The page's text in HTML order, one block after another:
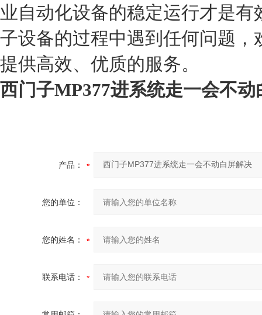
业自动化设备的稳定运行才是
子设备的过程中遇到任何问题
提供高效、优质的服务。
西门子MP377进系统走一会不动
产品：
您的单位：
您的姓名：
联系电话：